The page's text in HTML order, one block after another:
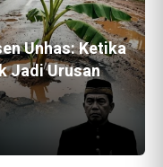
Unhas: Ketika
Jadi Urusan